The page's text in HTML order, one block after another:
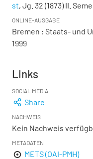
st, Jg. 32 (1873) II.
ONLINE-AUSGABE
Bremen : Staats- und
1999
Links
SOCIAL MEDIA
Share
NACHWEIS
Kein Nachweis
METADATEN
METS (OAI-PMH)